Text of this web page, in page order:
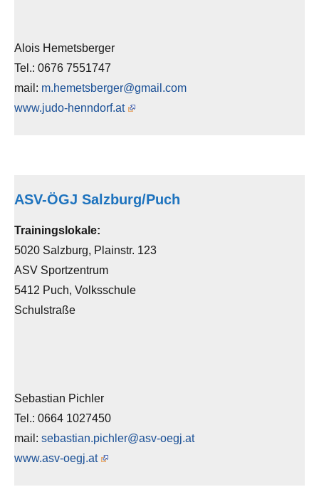
Alois Hemetsberger
Tel.: 0676 7551747
mail: m.hemetsberger@gmail.com
www.judo-henndorf.at
ASV-ÖGJ Salzburg/Puch
Trainingslokale:
5020 Salzburg, Plainstr. 123
ASV Sportzentrum
5412 Puch, Volksschule
Schulstraße
Sebastian Pichler
Tel.: 0664 1027450
mail: sebastian.pichler@asv-oegj.at
www.asv-oegj.at